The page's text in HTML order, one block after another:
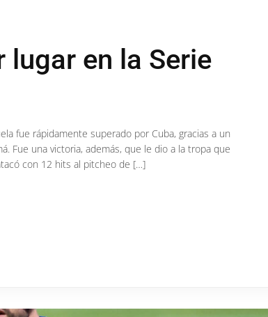
lugar en la Serie
fue rápidamente superado por Cuba, gracias a un
Fue una victoria, además, que le dio a la tropa que
con 12 hits al pitcheo de […]